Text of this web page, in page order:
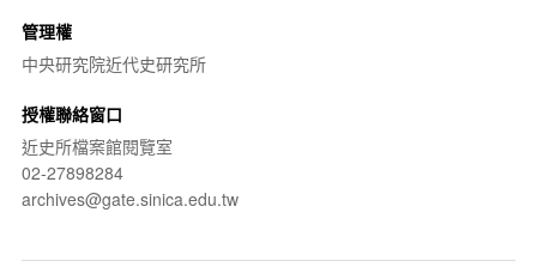
管理權
中央研究院近代史研究所
授權聯絡窗口
近史所檔案館閱覽室
02-27898284
archives@gate.sinica.edu.tw